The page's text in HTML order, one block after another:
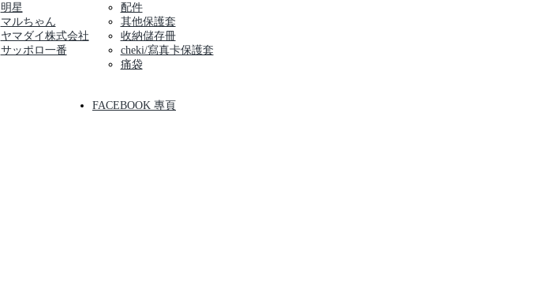
明星
マルちゃん
ヤマダイ株式会社
サッポロ一番
配件
其他保護套
收納儲存冊
cheki/寫真卡保護套
痛袋
FACEBOOK 專頁